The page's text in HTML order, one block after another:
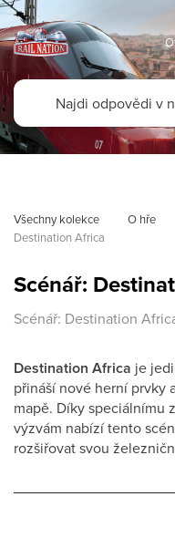
Všechny kolekce O hře
Destination Africa
Scénář:
Scénář: Destination
Destination Africa je
přináší nové herní prvky
mapě. Díky speciálnímu
výzvám nabízí tento
rozšiřovat svou